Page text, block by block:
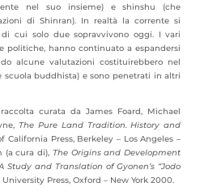
nel suo insieme) e shinshu (che
di Shinran). In realtà la corrente si
cui solo due sopravvivono oggi. I vari
politiche, hanno continuato a espandersi
alcune valutazioni costituirebbero nel
scuola buddhista) e sono penetrati in altri
curata da James Foard, Michael
The Pure Land Tradition.History and
California Press, Berkeley – Los Angeles –
(a cura di), The Origins and Development
Study and Translation of Gyonen’s “Jodo
Press, Oxford – New York 2000.